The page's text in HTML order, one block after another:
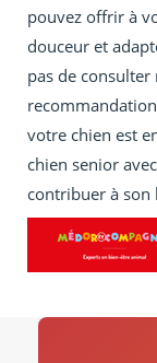
pouvez offrir à
douceur et
pas de
votre chien est
chien senior
contribuer à son